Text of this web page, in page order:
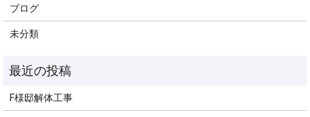
ブログ
未分類
F様邸解体工事